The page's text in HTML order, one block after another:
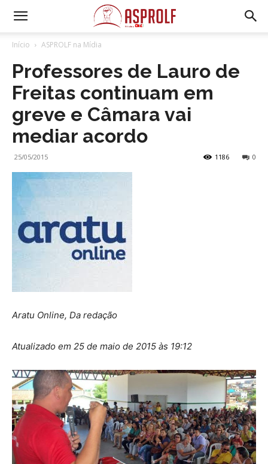
Início ASPROLF na Mídia
Professores de Lauro de
Freitas continuam em
greve e Câmara vai
mediar acordo
25/05/2015 0
1186
Aratu Online, Da redação
Atualizado em 25 de maio de 2015 às 19:12